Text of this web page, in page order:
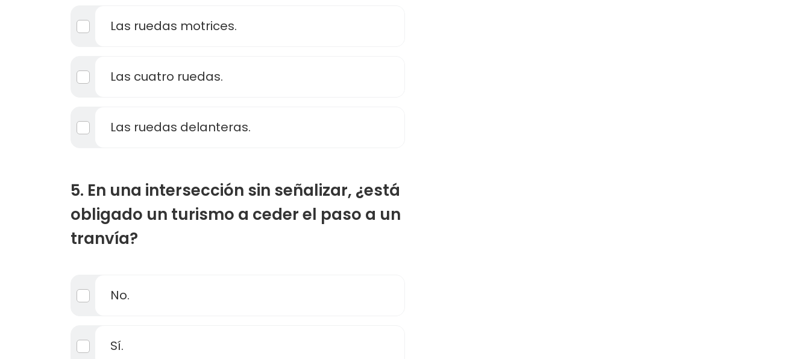
Las ruedas motrices.
Las cuatro ruedas.
Las ruedas delanteras.
5. En una intersección sin señalizar, ¿está
obligado un turismo a ceder el paso a un
tranvía?
No.
Sí.